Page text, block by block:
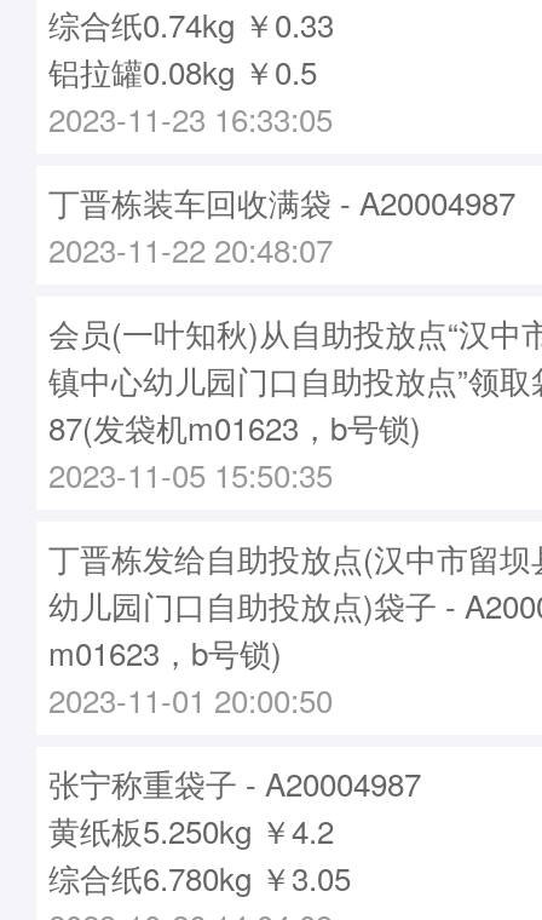
综合纸0.74kg ￥0.33
铝拉罐0.08kg ￥0.5
2023-11-23 16:33:05
丁晋栋装车回收满袋 - A20004987
2023-11-22 20:48:07
会员(一叶知秋)从自助投放点“汉中
镇中心幼儿园门口自助投放点”领
87(发袋机m01623，b号锁)
2023-11-05 15:50:35
丁晋栋发给自助投放点(汉中市留
幼儿园门口自助投放点)袋子 -
m01623，b号锁)
2023-11-01 20:00:50
张宁称重袋子 - A20004987
黄纸板5.250kg ￥4.2
综合纸6.780kg ￥3.05